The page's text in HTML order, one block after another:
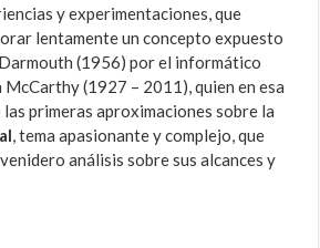
y experimentaciones, que
lentamente un concepto expuesto
(1956) por el informático
McCarthy (1927 – 2011), quien en esa
primeras aproximaciones sobre la
, tema apasionante y complejo, que
análisis sobre sus alcances y